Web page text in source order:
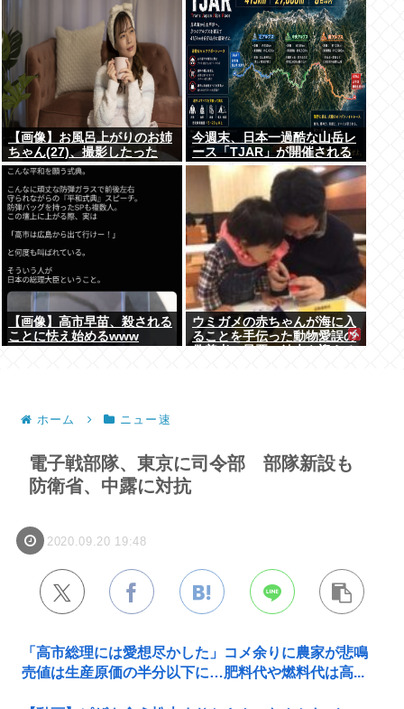
【画像】お風呂上がりのお姉
ちゃん(27)、撮影したった
www
今週末、日本一過酷な山岳レ
ース「TJAR」が開催される
【画像】高市早苗、殺される
ことに怯え始めるwww
ウミガメの赤ちゃんが海に入
ることを手伝った動物愛誤の
ホーム ニュー速
電子戦部隊、東京に司令部 部隊新設も
防衛省、中露に対抗
2020.09.20 19:48
「高市総理には愛想尽かした」コメ余りに農家が悲鳴
売値は生産原価の半分以下に…肥料代や燃料代は高...